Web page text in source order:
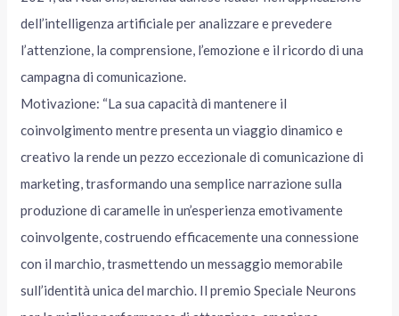
dell’intelligenza artificiale per analizzare e prevedere
l’attenzione, la comprensione, l’emozione e il ricordo di una
campagna di comunicazione.
Motivazione: “La sua capacità di mantenere il
coinvolgimento mentre presenta un viaggio dinamico e
creativo la rende un pezzo eccezionale di comunicazione di
marketing, trasformando una semplice narrazione sulla
produzione di caramelle in un’esperienza emotivamente
coinvolgente, costruendo efficacemente una connessione
con il marchio, trasmettendo un messaggio memorabile
sull’identità unica del marchio. Il premio Speciale Neurons